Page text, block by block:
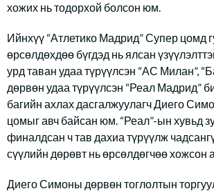
хожих нь тодорхой болсон юм.
Ийнхүү “Атлетико Мадрид” Супер цомд
өрсөлдөхдөө бүгдэд нь ялсан
урд таван удаа түрүүлсэн “АС Милан”,
дөрвөн удаа түрүүлсэн “Реал Мадрид”
багийн ахлах дасгалжуулагч Диего
цомыг авч байсан юм. “Реал”-ын хувьд
финалдсан ч тав дахиа түрүүлж
сүүлийн дөрөвт нь өрсөлдөгчөө хожсон
Диего Симоны дөрвөн тоглолтын